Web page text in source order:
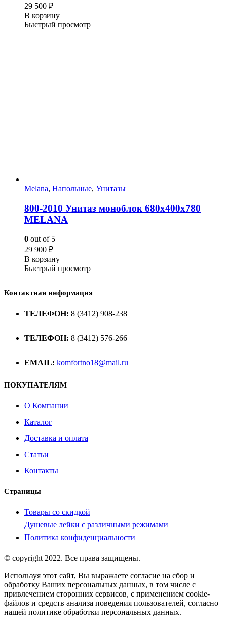
29 500 ₽
В корзину
Быстрый просмотр
Melana, Напольные, Унитазы
800-2010 Унитаз моноблок 680х400х780
MELANA
0 out of 5
29 900 ₽
В корзину
Быстрый просмотр
Контактная информация
ТЕЛЕФОН: 8 (3412) 908-238
ТЕЛЕФОН: 8 (3412) 576-266
EMAIL: komfortno18@mail.ru
ПОКУПАТЕЛЯМ
О Компании
Каталог
Доставка и оплата
Статьи
Контакты
Страницы
Товары со скидкой
Душевые лейки с различными режимами
Политика конфиденциальности
© copyright 2022. Все права защищены.
Используя этот сайт, Вы выражаете согласие на сбор и
обработку Ваших персональных данных, в том числе с
привлечением сторонних сервисов, с применением cookie-
файлов и средств анализа поведения пользователей, согласно
нашей политике обработки персональных данных.